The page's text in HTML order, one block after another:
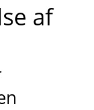
af